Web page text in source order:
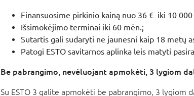
Finansuosime pirkinio kainą nuo 36 € iki 10 000
Išsimokėjimo terminai iki 60 mėn.;
Sutartis gali sudaryti ne jaunesni kaip 18 metų
Patogi ESTO savitarnos aplinka leis matyti
Be pabrangimo, nevėluojant apmokėti, 3 lygiom
Su ESTO 3 galite apmokėti be pabrangimo, 3